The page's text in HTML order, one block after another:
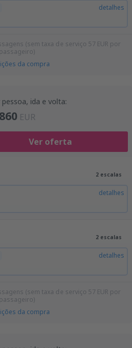
detalhes
(sem taxa de serviço 57 EUR por
passageiro)
da compra
pessoa, ida e volta:
860 EUR
Ver oferta
2 escalas
detalhes
2 escalas
detalhes
(sem taxa de serviço 57 EUR por
passageiro)
da compra